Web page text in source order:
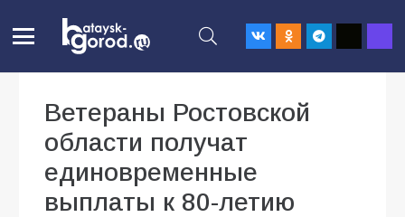
Ветераны Ростовской
области получат
единовременные
выплаты к 80-летию